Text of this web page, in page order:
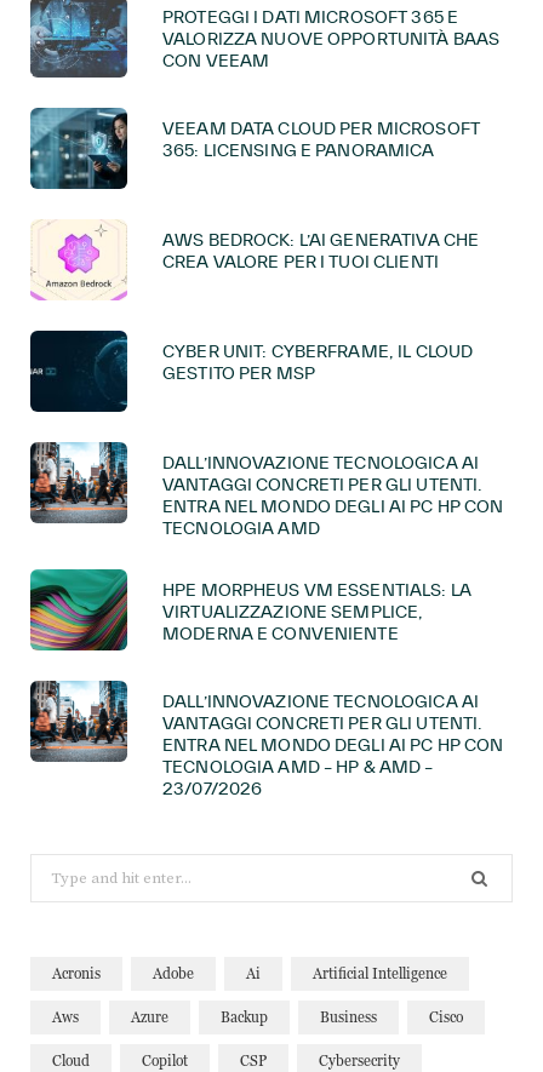
PROTEGGI I DATI MICROSOFT 365 E
VALORIZZA NUOVE OPPORTUNITÀ BAAS
CON VEEAM
VEEAM DATA CLOUD PER MICROSOFT
365: LICENSING E PANORAMICA
AWS BEDROCK: L’AI GENERATIVA CHE
CREA VALORE PER I TUOI CLIENTI
CYBER UNIT: CYBERFRAME, IL CLOUD
GESTITO PER MSP
DALL’INNOVAZIONE TECNOLOGICA AI
VANTAGGI CONCRETI PER GLI UTENTI.
ENTRA NEL MONDO DEGLI AI PC HP CON
TECNOLOGIA AMD
HPE MORPHEUS VM ESSENTIALS: LA
VIRTUALIZZAZIONE SEMPLICE,
MODERNA E CONVENIENTE
DALL’INNOVAZIONE TECNOLOGICA AI
VANTAGGI CONCRETI PER GLI UTENTI.
ENTRA NEL MONDO DEGLI AI PC HP CON
TECNOLOGIA AMD – HP & AMD –
23/07/2026
for:
Acronis Adobe Ai Artificial Intelligence
Aws Azure Backup Business Cisco
Cloud Copilot CSP Cybersecrity